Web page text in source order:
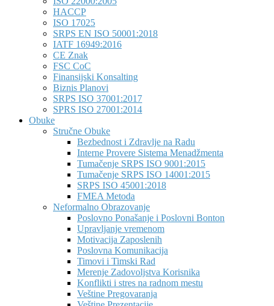
HACCP
ISO 17025
SRPS EN ISO 50001:2018
IATF 16949:2016
CE Znak
FSC CoC
Finansijski Konsalting
Biznis Planovi
SRPS ISO 37001:2017
SPRS ISO 27001:2014
Obuke
Stručne Obuke
Bezbednost i Zdravlje na Radu
Interne Provere Sistema Menadžmenta
Tumačenje SRPS ISO 9001:2015
Tumačenje SRPS ISO 14001:2015
SRPS ISO 45001:2018
FMEA Metoda
Neformalno Obrazovanje
Poslovno Ponašanje i Poslovni Bonton
Upravljanje vremenom
Motivacija Zaposlenih
Poslovna Komunikacija
Timovi i Timski Rad
Merenje Zadovoljstva Korisnika
Konflikti i stres na radnom mestu
Veštine Pregovaranja